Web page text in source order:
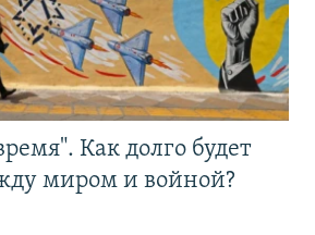
Как долго будет
миром и войной?